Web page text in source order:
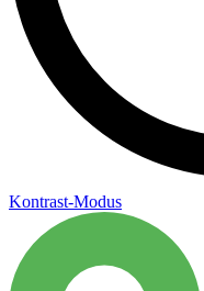
Kontrast-Modus